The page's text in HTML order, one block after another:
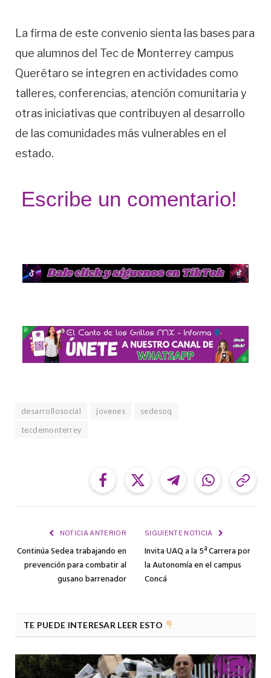
La firma de este convenio sienta las bases para
que alumnos del Tec de Monterrey campus
Querétaro se integren en actividades como
talleres, conferencias, atención comunitaria y
otras iniciativas que contribuyen al desarrollo
de las comunidades más vulnerables en el
estado.
Escribe un comentario!
desarrollosocial jovenes
sedesoq
tecdemonterrey
FacebookTwitterTelegramWhatsApp
NOTICIA ANTERIOR
Continúa Sedea trabajando en
prevención para combatir al
gusano barrenador
SIGUIENTE NOTICIA
Invita UAQ a la 5ª Carrera por
la Autonomía en el campus
Concá
TE PUEDE INTERESAR LEER ESTO